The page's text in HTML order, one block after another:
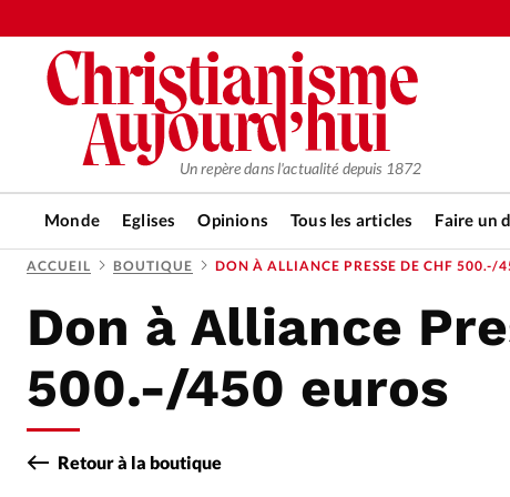
Un repère dans l'actualité depuis 1872
Monde Eglises Opinions Tous les articles Faire un
RUBRIQUES
Tous les articles
Actualité internationale
ACCUEIL BOUTIQUE DON À ALLIANCE PRESSE DE CHF 500.-/
Don à Alliance
500.-/450 euros
Retour à la boutique